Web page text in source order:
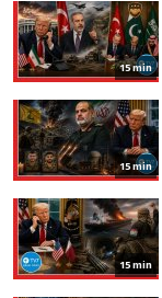
15 min
15 min
15 min